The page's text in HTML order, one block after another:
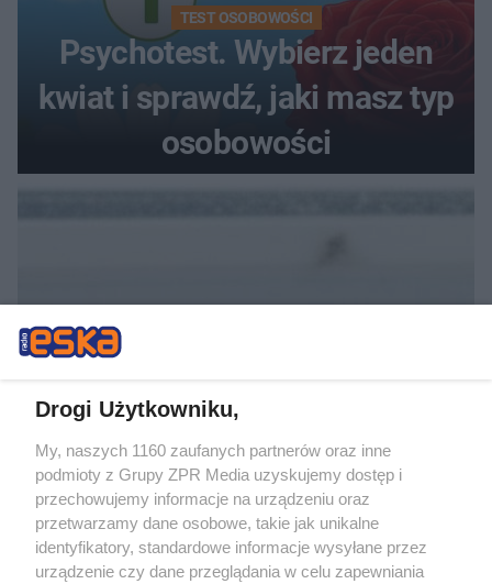
TEST OSOBOWOŚCI
Psychotest. Wybierz jeden
kwiat i sprawdź, jaki masz typ
osobowości
Zwilż kartkę i połóż na
parapecie. Żadna mucha nie
wleci do twojego domu
Drogi Użytkowniku,
My, naszych 1160 zaufanych partnerów oraz inne
podmioty z Grupy ZPR Media uzyskujemy dostęp i
przechowujemy informacje na urządzeniu oraz
przetwarzamy dane osobowe, takie jak unikalne
identyfikatory, standardowe informacje wysyłane przez
urządzenie czy dane przeglądania w celu zapewniania